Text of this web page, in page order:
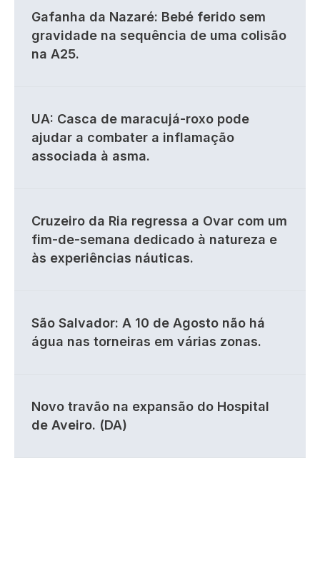
Gafanha da Nazaré: Bebé ferido sem
gravidade na sequência de uma colisão
na A25.
UA: Casca de maracujá-roxo pode
ajudar a combater a inflamação
associada à asma.
Cruzeiro da Ria regressa a Ovar com um
fim-de-semana dedicado à natureza e
às experiências náuticas.
São Salvador: A 10 de Agosto não há
água nas torneiras em várias zonas.
Novo travão na expansão do Hospital
de Aveiro. (DA)